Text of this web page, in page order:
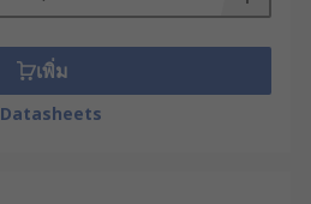
เพิ่ม
Datasheets